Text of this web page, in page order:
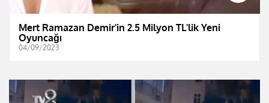
Mert Ramazan Demir'in 2.5 Milyon TL'lik Yeni
Oyuncağı
04/09/2023